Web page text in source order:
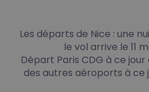
Les départs de Nice : une
le vol arrive le 11
Départ Paris CDG à ce
des autres aéroports à ce